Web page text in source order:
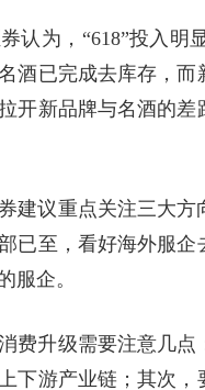
认为，“618”投入
酒已完成去库存，
开新品牌与名酒的
建议重点关注三大
已至，看好海外服
服企。
费升级需要注意几
下游产业链；其次